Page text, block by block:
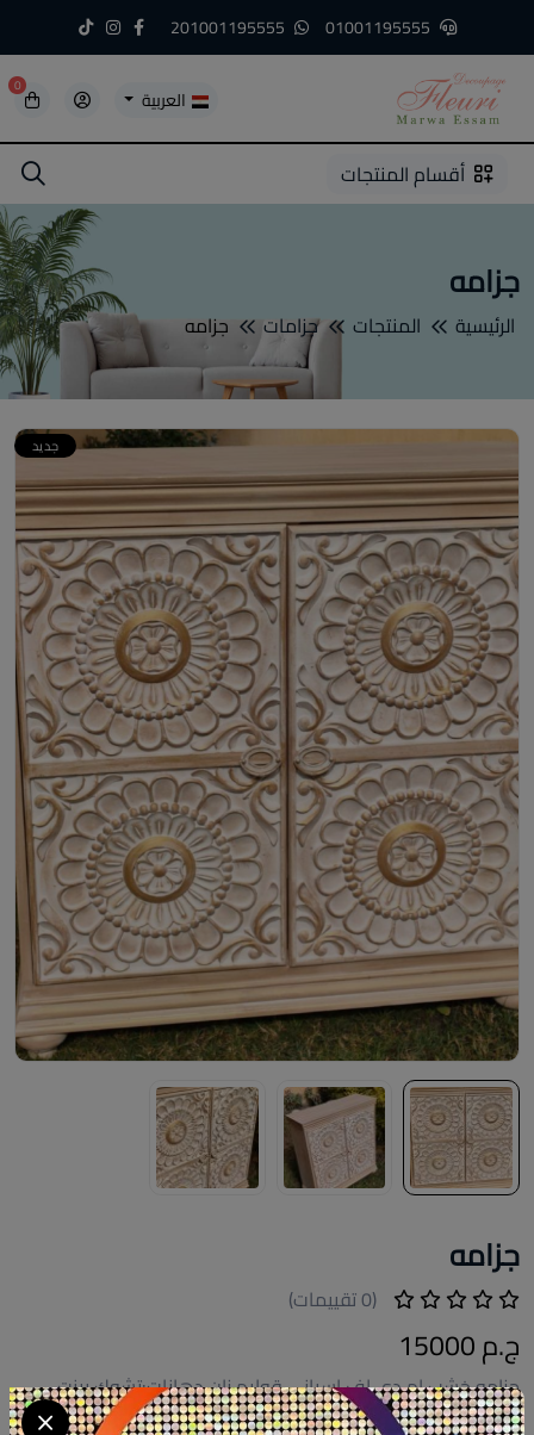
العربية 0
1
2
3
4
5
5 أقسام المنتجات
جزامه
الرئيسية المنتجات جزامات جزامه
جديد
جزامه
(0 تقييمات)
ج.م 15000
جزامه خشب ام دي اف اسباني قوايم زان دهانات:تشوك بينت
عرض:١٢٠سم ارتفاع: ١٢٠سم